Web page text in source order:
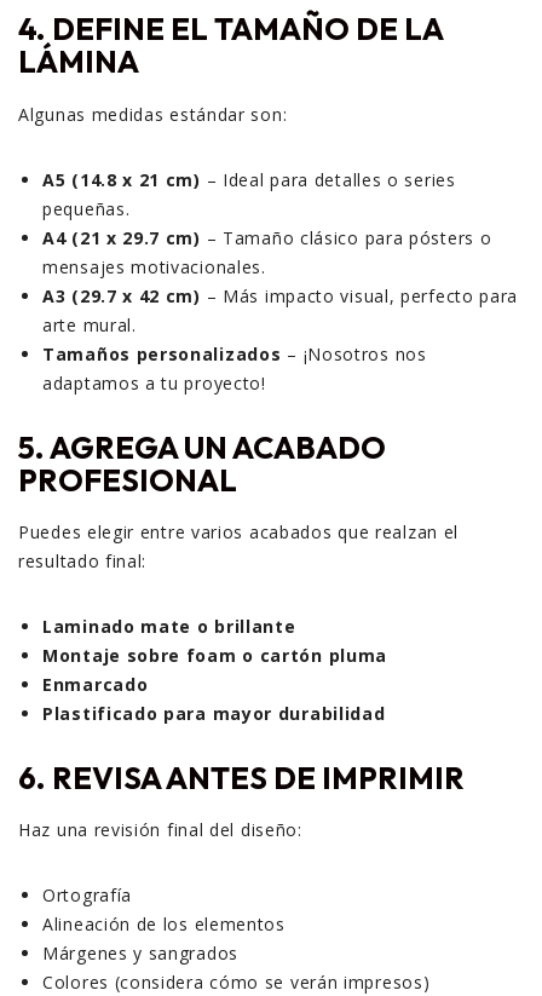
4. DEFINE EL TAMAÑO DE LA
LÁMINA
Algunas medidas estándar son:
A5 (14.8 x 21 cm) – Ideal para detalles o series
pequeñas.
A4 (21 x 29.7 cm) – Tamaño clásico para pósters o
mensajes motivacionales.
A3 (29.7 x 42 cm) – Más impacto visual, perfecto para
arte mural.
Tamaños personalizados – ¡Nosotros nos
adaptamos a tu proyecto!
5. AGREGA UN ACABADO
PROFESIONAL
Puedes elegir entre varios acabados que realzan el
resultado final:
Laminado mate o brillante
Montaje sobre foam o cartón pluma
Enmarcado
Plastificado para mayor durabilidad
6. REVISA ANTES DE IMPRIMIR
Haz una revisión final del diseño:
Ortografía
Alineación de los elementos
Márgenes y sangrados
Colores (considera cómo se verán impresos)